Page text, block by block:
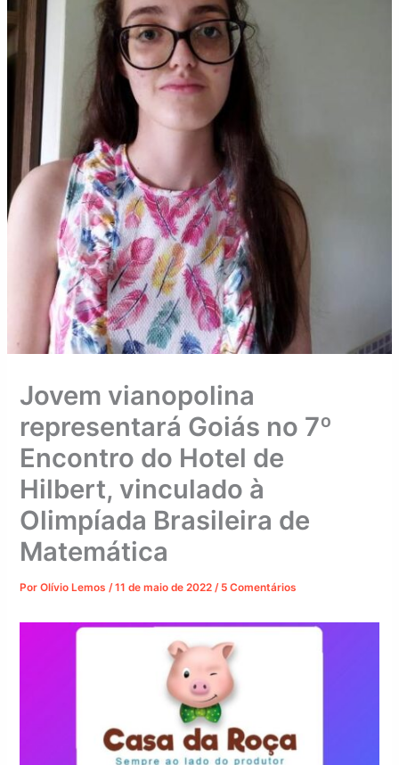
Jovem vianopolina
representará Goiás no 7º
Encontro do Hotel de
Hilbert, vinculado à
Olimpíada Brasileira de
Matemática
PorOlívio Lemos/11 de maio de 2022/ 5 Comentários